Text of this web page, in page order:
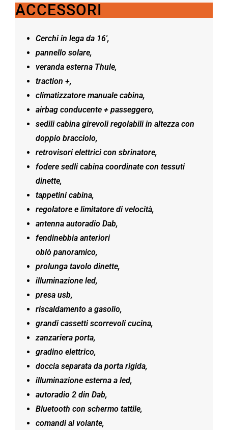
ACCESSORI
Cerchi in lega da 16′,
pannello solare,
veranda esterna Thule,
traction +,
climatizzatore manuale cabina,
airbag conducente + passeggero,
sedili cabina girevoli regolabili in altezza con
doppio bracciolo,
retrovisori elettrici con sbrinatore,
fodere sedli cabina coordinate con tessuti
dinette,
tappetini cabina,
regolatore e limitatore di velocità,
antenna autoradio Dab,
fendinebbia anteriori
oblò panoramico,
prolunga tavolo dinette,
illuminazione led,
presa usb,
riscaldamento a gasolio,
grandi cassetti scorrevoli cucina,
zanzariera porta,
gradino elettrico,
doccia separata da porta rigida,
illuminazione esterna a led,
autoradio 2 din Dab,
Bluetooth con schermo tattile,
comandi al volante,